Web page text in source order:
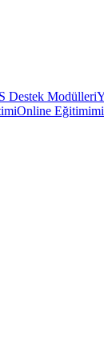
Destek Modülleri
Online